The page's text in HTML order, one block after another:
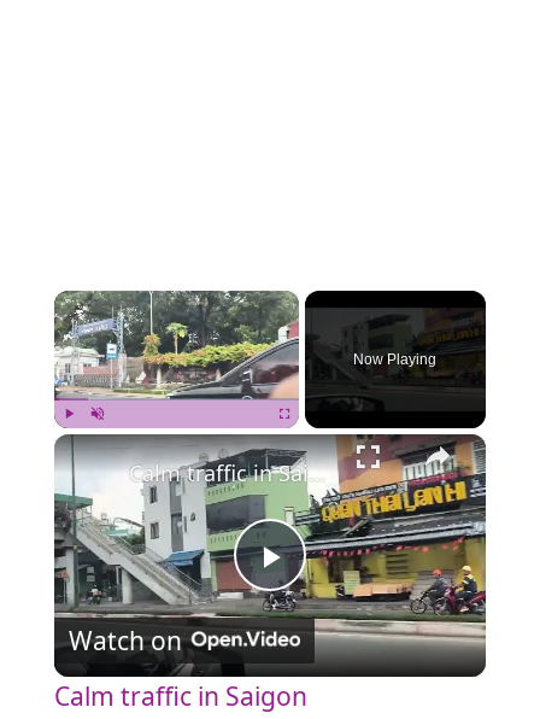
×
Play Unmute Fullscreen
Now Playing
×
P
l
Calm traffic in Saigon
Watch on
Calm traffic in Saigon